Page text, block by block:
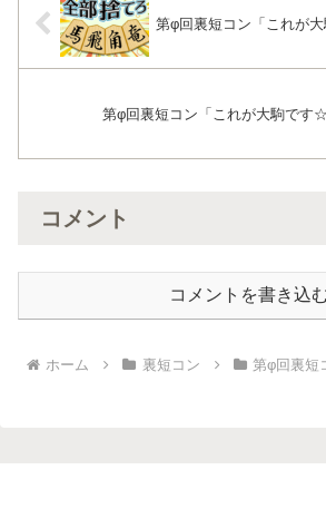
第φ回裏短コン「これが大
第φ回裏短コン「これが大駒です☆
コメント
コメントを書き込
ホーム 裏短コン 第φ回裏短